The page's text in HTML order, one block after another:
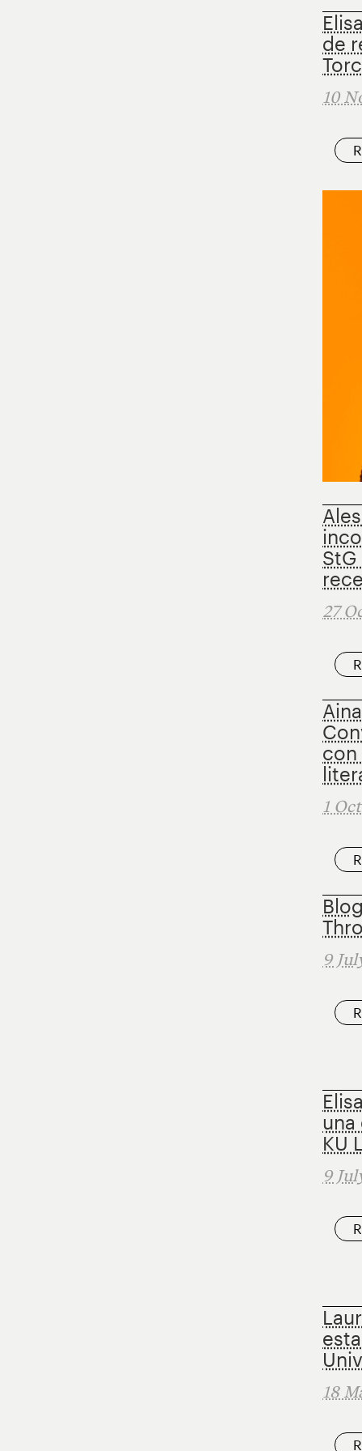
de
10
27
con
1
9
KU
9
18